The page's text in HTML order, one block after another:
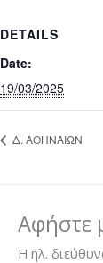
DETAILS
Date:
19/03/2025
Δ. ΑΘΗΝΑΙΩΝ
Αφήστε
Η ηλ.